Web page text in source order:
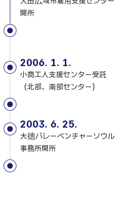
開所
2006. 1. 1.
小商工人支援センター受託
（北部、南部センター）
2003. 6. 25.
大徳バレーベンチャーソウル
事務所開所